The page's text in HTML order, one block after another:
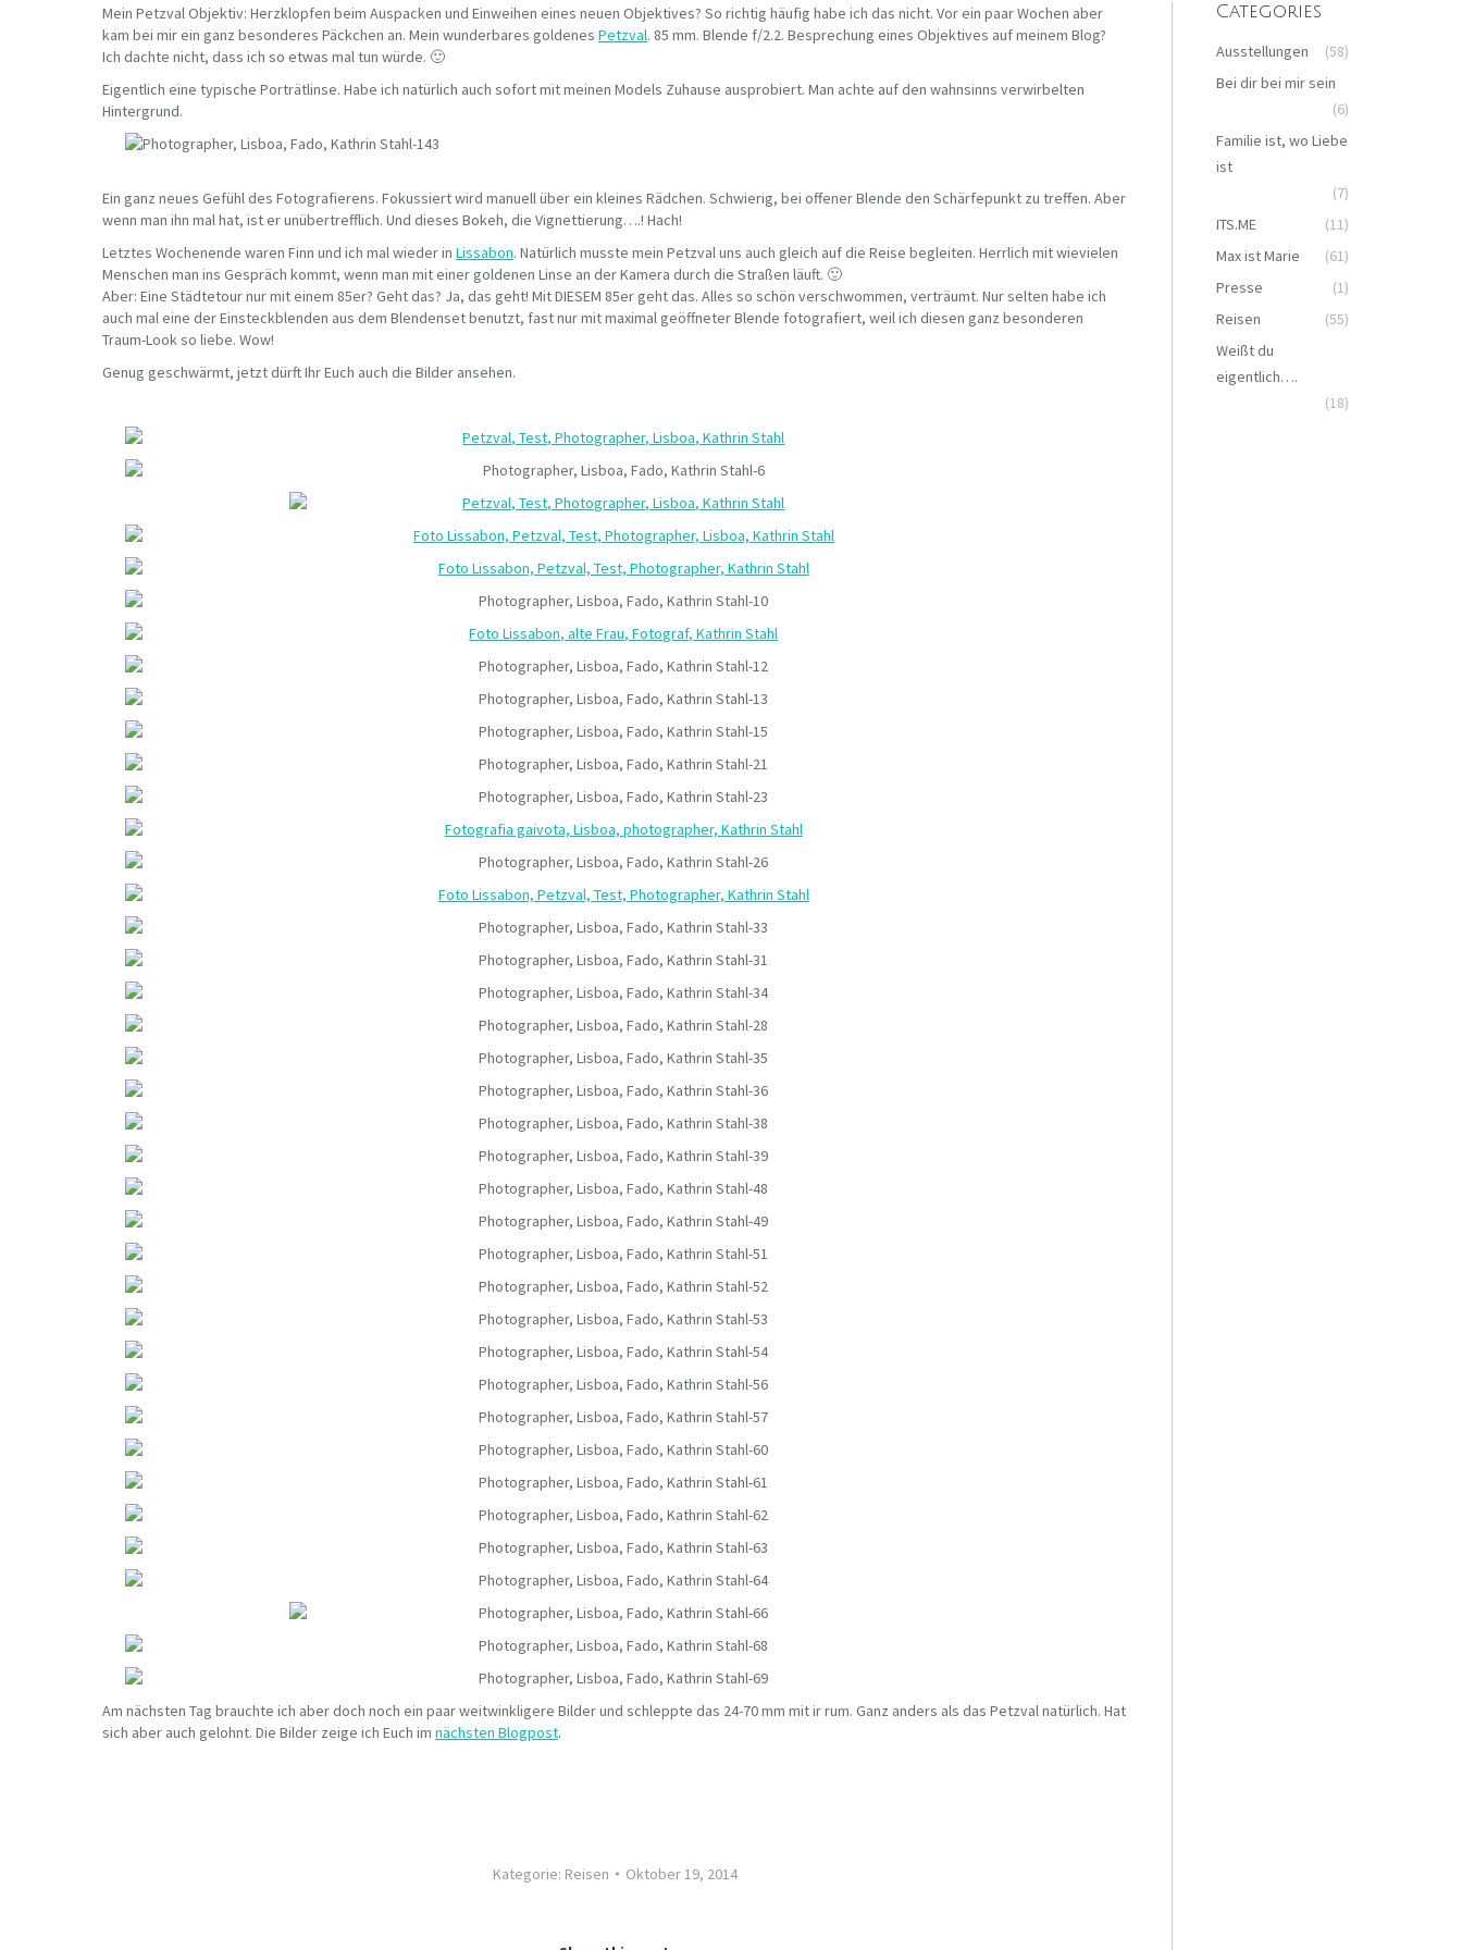
Mein Petzval Objektiv: Herzklopfen beim Auspacken und Einweihen eines neuen Objektives? So richtig häufig habe ich das nicht. Vor ein paar Wochen aber
kam bei mir ein ganz besonderes Päckchen an. Mein wunderbares goldenesPetzval. 85 mm. Blende f/2.2. Besprechung eines Objektives auf meinem Blog?
Ich dachte nicht, dass ich so etwas mal tun würde. 🙂
Eigentlich eine typische Porträtlinse. Habe ich natürlich auch sofort mit meinen Models Zuhause ausprobiert. Man achte auf den wahnsinns verwirbelten
Hintergrund.
Ein ganz neues Gefühl des Fotografierens. Fokussiert wird manuell über ein kleines Rädchen. Schwierig, bei offener Blende den Schärfepunkt zu treffen. Aber
wenn man ihn mal hat, ist er unübertrefflich. Und dieses Bokeh, die Vignettierung….! Hach!
Letztes Wochenende waren Finn und ich mal wieder inLissabon. Natürlich musste mein Petzval uns auch gleich auf die Reise begleiten. Herrlich mit wievielen
Menschen man ins Gespräch kommt, wenn man mit einer goldenen Linse an der Kamera durch die Straßen läuft. 🙂
Aber: Eine Städtetour nur mit einem 85er? Geht das? Ja, das geht! Mit DIESEM 85er geht das. Alles so schön verschwommen, verträumt. Nur selten habe ich
auch mal eine der Einsteckblenden aus dem Blendenset benutzt, fast nur mit maximal geöffneter Blende fotografiert, weil ich diesen ganz besonderen
Traum-Look so liebe. Wow!
Genug geschwärmt, jetzt dürft Ihr Euch auch die Bilder ansehen.
Am nächsten Tag brauchte ich aber doch noch ein paar weitwinkligere Bilder und schleppte das 24-70 mm mit ir rum. Ganz anders als das Petzval natürlich. Hat
sich aber auch gelohnt. Die Bilder zeige ich Euch imnächsten Blogpost.
Kategorie: Reisen Oktober 19, 2014
Categories
Ausstellungen
(58)
Bei dir bei mir sein
(6)
Familie ist, wo Liebe
ist
(7)
ITS.ME
(11)
Max ist Marie
(61)
Presse
(1)
Reisen
(55)
Weißt du
eigentlich….
(18)